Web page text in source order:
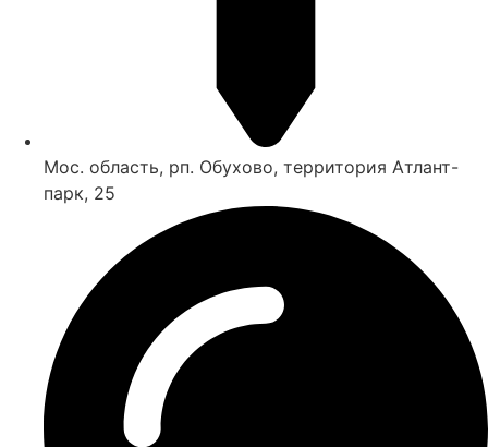
Мос. область, рп. Обухово, территория Атлант-
парк, 25